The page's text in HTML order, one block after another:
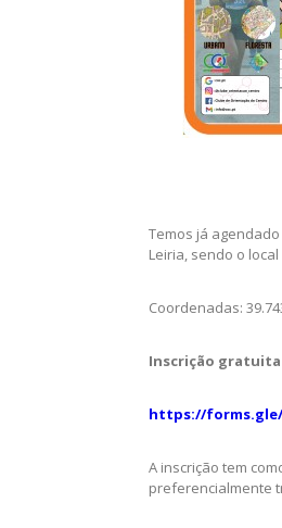
Temos já
Leiria, sendo o
Coordenadas: